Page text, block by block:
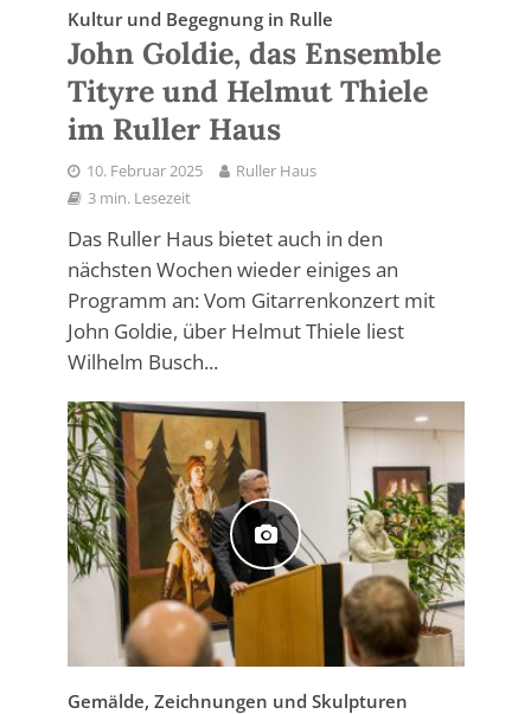
Kultur und Begegnung in Rulle
John Goldie, das Ensemble
Tityre und Helmut Thiele
im Ruller Haus
10. Februar 2025
Ruller Haus
3 min. Lesezeit
Das Ruller Haus bietet auch in den
nächsten Wochen wieder einiges an
Programm an: Vom Gitarrenkonzert mit
John Goldie, über Helmut Thiele liest
Wilhelm Busch...
Gemälde, Zeichnungen und Skulpturen